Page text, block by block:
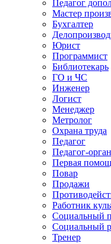
Педагог
Мастер
Бухгалтер
Юрист
Программист
Библиотекарь
ГО и ЧС
Инженер
Логист
Менеджер
Метролог
Охрана труда
Педагог
Педагог-
Первая
Повар
Продажи
Работник
Социальный
Социальный
Тренер